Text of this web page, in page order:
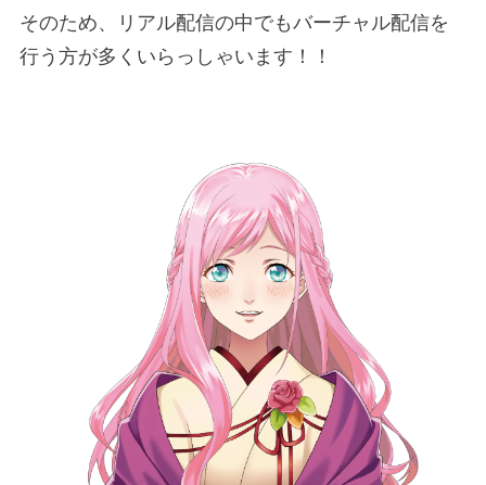
そのため、リアル配信の中でもバーチャル配信を
行う方が多くいらっしゃいます！！